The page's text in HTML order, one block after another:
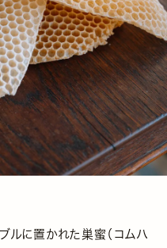
ルに置かれた巣蜜（コムハ